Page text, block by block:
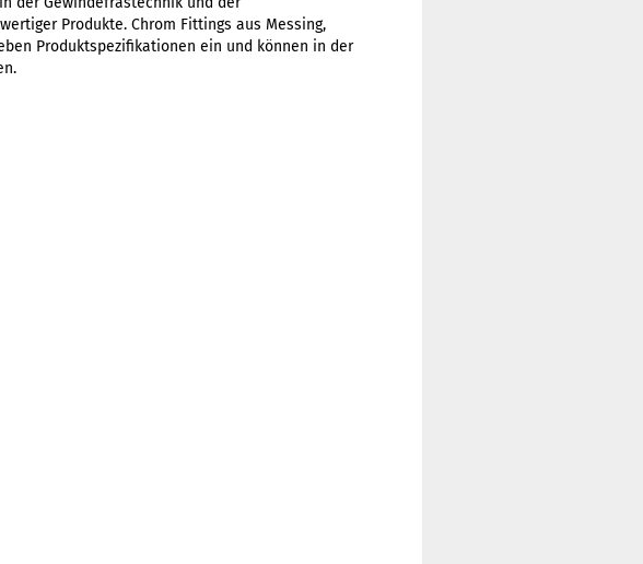
Produkte. Chrom Fittings aus Messing,
Produktspezifikationen ein und können in der